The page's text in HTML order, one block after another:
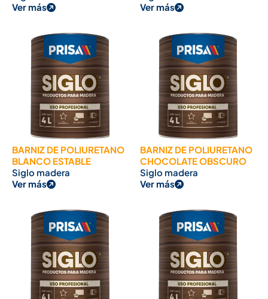
Ver más
Ver más
BARNIZ DE POLIURETANO
BLANCO ESTABLE
Siglo madera
Ver más
BARNIZ DE POLIURETANO
CHOCOLATE OBSCURO
Siglo madera
Ver más